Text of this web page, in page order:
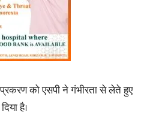
प्रकरण को एसपी ने गंभीरता से लेते हुए
है।